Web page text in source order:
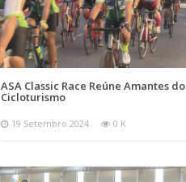
ASA Classic Race Reúne Amantes do
Cicloturismo
19 Setembro 2024 0 K